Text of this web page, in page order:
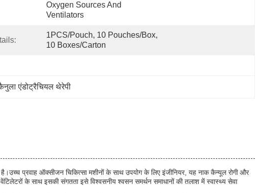
Oxygen Sources And
Ventilators
1PCS/Pouch, 10 Pouches/Box,
10 Boxes/Carton
एंडोट्रैचियल थेरेपी
प्रवाह ऑक्सीजन चिकित्सा मशीनों के साथ उपयोग के लिए इंजीनियर, यह नाक कैन्यूल रोगी और
के साथ इसकी संगतता इसे विश्वसनीय श्वसन समर्थन समाधानों की तलाश में स्वास्थ्य सेवा